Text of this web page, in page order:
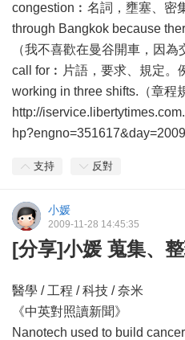
congestion︰名詞，壅塞、密
through Bangkok because
（我不喜歡在曼谷開車，因為
call for︰片語，要求、規定。
working in three shifts.（章程
http://
支持 反對
小媛
2009-11-28 14:45:35
[分享]小媛 蒐集、
醫學 / 工程 / 科技 / 奈米
《中英對照讀新聞》
Nanotech used to build